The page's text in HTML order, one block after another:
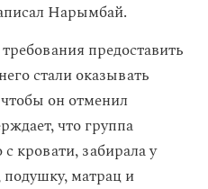
Нарымбай.
предоставить
стали оказывать
он отменил
что группа
кровати, забирала у
матрац и